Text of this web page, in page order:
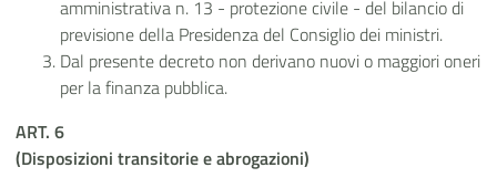
amministrativa n. 13 - protezione civile - del bilancio di
previsione della Presidenza del Consiglio dei ministri.
Dal presente decreto non derivano nuovi o maggiori oneri
per la finanza pubblica.
ART. 6
(Disposizioni transitorie e abrogazioni)